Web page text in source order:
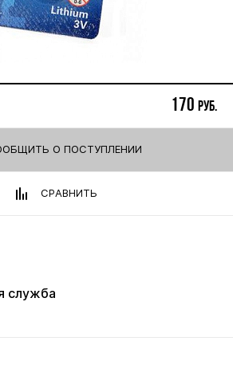
170 руб.
О ПОСТУПЛЕНИИ
СРАВНИТЬ
служба